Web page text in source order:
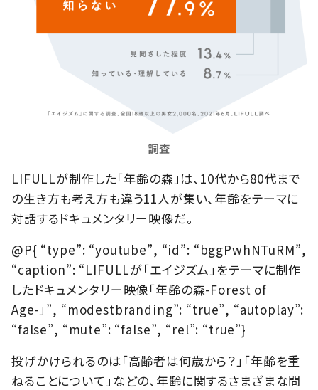
調査
LIFULLが制作した「年齢の森」は、10代から80代まで
の生き方も考え方も違う11人が集い、年齢をテーマに
対話するドキュメンタリー映像だ。
@P{ “type”: “youtube”, “id”: “bggPwhNTuRM”,
“caption”: “LIFULLが「エイジズム」をテーマに制作
したドキュメンタリー映像「年齢の森-Forest of
Age-」”, “modestbranding”: “true”, “autoplay”:
“false”, “mute”: “false”, “rel”: “true”}
投げかけられるのは「高齢者は何歳から？」「年齢を重
ねることについて」などの、年齢に関するさまざまな問